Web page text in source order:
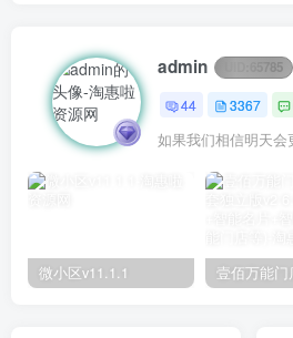
admin 65785
44 3367
如果我们相信明天
微小区v11.1.1